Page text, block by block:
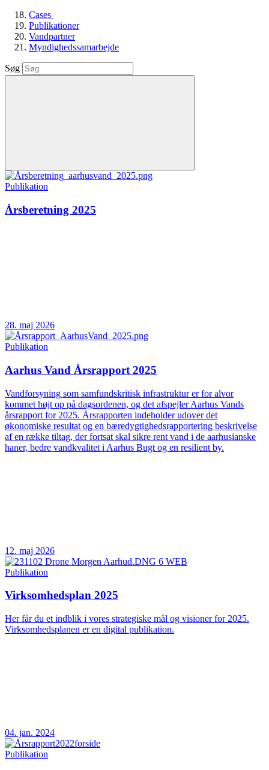
Cases
Publikationer
Vandpartner
Myndighedssamarbejde
Søg
Publikation
Årsberetning 2025
28. maj 2026
Publikation
Aarhus Vand Årsrapport 2025
Vandforsyning som samfundskritisk infrastruktur er for alvor
kommet højt op på dagsordenen, og det afspejler Aarhus Vands
årsrapport for 2025. Årsrapporten indeholder udover det
økonomiske resultat og en bæredygtighedsrapportering beskrivelse
af en række tiltag, der fortsat skal sikre rent vand i de aarhusianske
haner, bedre vandkvalitet i Aarhus Bugt og en resilient by.
12. maj 2026
Publikation
Virksomhedsplan 2025
Her får du et indblik i vores strategiske mål og visioner for 2025.
Virksomhedsplanen er en digital publikation.
04. jan. 2024
Publikation